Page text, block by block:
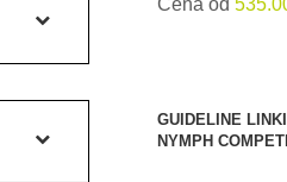
Cena od
GUIDELINE
NYMPH